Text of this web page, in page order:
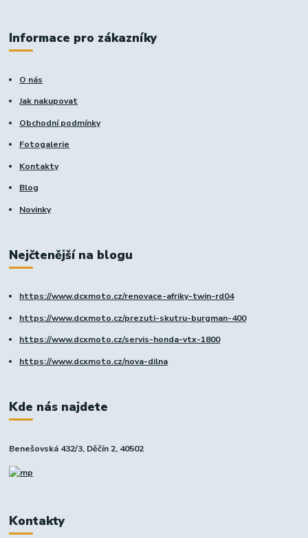
Informace pro zákazníky
O nás
Jak nakupovat
Obchodní podmínky
Fotogalerie
Kontakty
Blog
Novinky
Nejčtenější na blogu
https://www.dcxmoto.cz/renovace-afriky-twin-rd04
https://www.dcxmoto.cz/prezuti-skutru-burgman-400
https://www.dcxmoto.cz/servis-honda-vtx-1800
https://www.dcxmoto.cz/nova-dilna
Kde nás najdete
Benešovská 432/3, Děčín 2, 40502
Kontakty